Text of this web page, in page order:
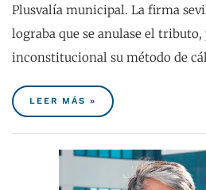
Plusvalía municipal. La firma
lograba que se anulase el
inconstitucional su método de
LEER MÁS »